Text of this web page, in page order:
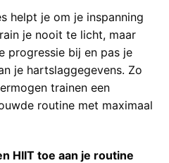
helpt je om je inspanning
je nooit te licht, maar
progressie bij en pas je
je hartslaggegevens. Zo
trainen een
routine met maximaal
HIIT toe aan je routine